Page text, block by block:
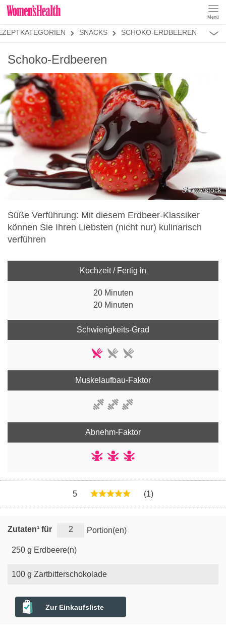
Menü
REZEPTE SNACKS SCHOKO-ERDBEEREN
SNACKS
VORSPEISEN
HAUPTGERICHTE
SALATE
DESSERT
SUPPEN
SANDWICHES
Schoko-Erdbeeren
Shutterstock
Süße Verführung: Mit diesem Erdbeer-Klassiker
können Sie Ihren Liebsten (nicht nur) kulinarisch
verführen
Kochzeit / Fertig in
20 Minuten
20 Minuten
Schwierigkeits-Grad
Muskelaufbau-Faktor
Abnehm-Faktor
5 (1)
Zutaten¹ für Portion(en)
250 g Erdbeere(n)
100 g Zartbitterschokolade
Zur Einkaufsliste